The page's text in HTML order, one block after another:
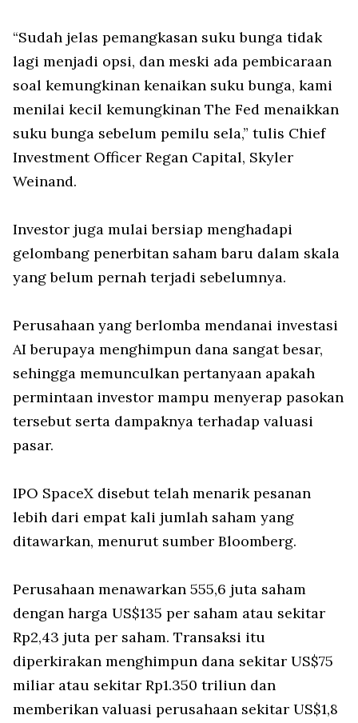
“Sudah jelas pemangkasan suku bunga tidak
lagi menjadi opsi, dan meski ada pembicaraan
soal kemungkinan kenaikan suku bunga, kami
menilai kecil kemungkinan The Fed menaikkan
suku bunga sebelum pemilu sela,” tulis Chief
Investment Officer Regan Capital, Skyler
Weinand.
Investor juga mulai bersiap menghadapi
gelombang penerbitan saham baru dalam skala
yang belum pernah terjadi sebelumnya.
Perusahaan yang berlomba mendanai investasi
AI berupaya menghimpun dana sangat besar,
sehingga memunculkan pertanyaan apakah
permintaan investor mampu menyerap pasokan
tersebut serta dampaknya terhadap valuasi
pasar.
IPO SpaceX disebut telah menarik pesanan
lebih dari empat kali jumlah saham yang
ditawarkan, menurut sumber Bloomberg.
Perusahaan menawarkan 555,6 juta saham
dengan harga US$135 per saham atau sekitar
Rp2,43 juta per saham. Transaksi itu
diperkirakan menghimpun dana sekitar US$75
miliar atau sekitar Rp1.350 triliun dan
memberikan valuasi perusahaan sekitar US$1,8